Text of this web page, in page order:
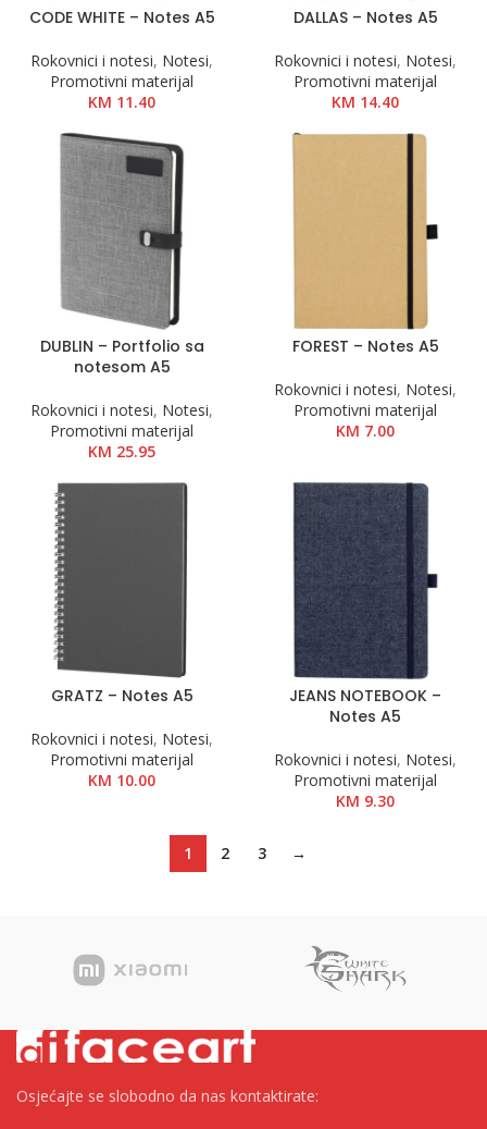
CODE WHITE – Notes A5
Rokovnici i notesi, Notesi,
Promotivni materijal
KM 11.40
DALLAS – Notes A5
Rokovnici i notesi, Notesi,
Promotivni materijal
KM 14.40
DUBLIN – Portfolio sa
notesom A5
Rokovnici i notesi, Notesi,
Promotivni materijal
KM 25.95
FOREST – Notes A5
Rokovnici i notesi, Notesi,
Promotivni materijal
KM 7.00
GRATZ – Notes A5
Rokovnici i notesi, Notesi,
Promotivni materijal
KM 10.00
JEANS NOTEBOOK –
Notes A5
Rokovnici i notesi, Notesi,
Promotivni materijal
KM 9.30
1 2 3 →
Osjećajte se slobodno da nas kontaktirate: